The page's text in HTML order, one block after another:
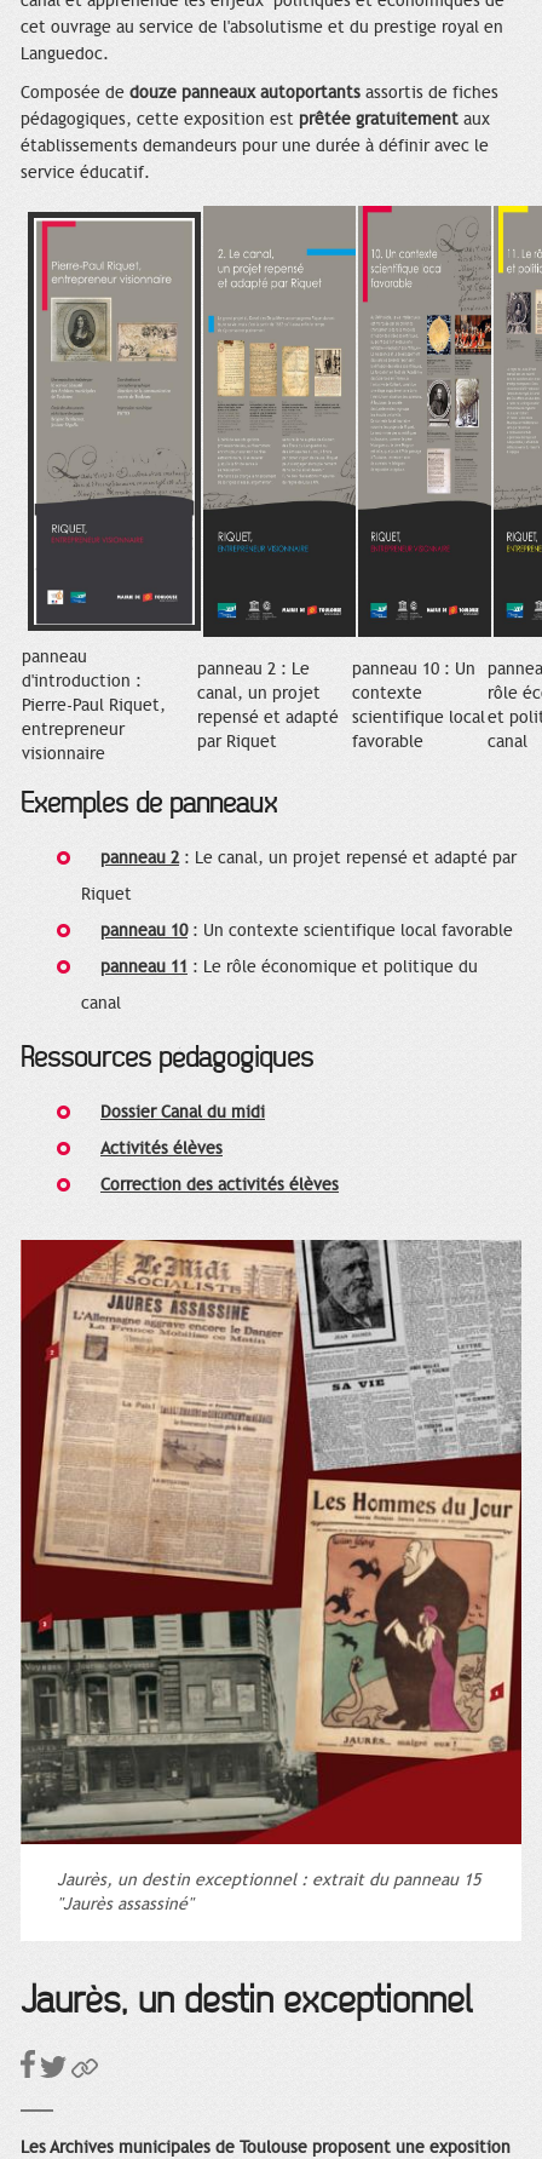
cet ouvrage au service de l'absolutisme et du prestige royal en
Languedoc.
Composée de douze panneaux autoportants assortis de fiches
pédagogiques, cette exposition est prêtée gratuitement aux
établissements demandeurs pour une durée à définir avec le
service éducatif.
panneau
d'introduction :
Pierre-Paul Riquet,
entrepreneur
visionnaire
panneau 2 : Le
canal, un projet
repensé et adapté
par Riquet
panneau 10 : Un
contexte
scientifique local
favorable
rôle
et
canal
Exemples de panneaux
panneau 2: Le canal, un projet repensé et adapté par
Riquet
panneau 10: Un contexte scientifique local favorable
panneau 11 : Le rôle économique et politique du
canal
Ressources pédagogiques
Dossier Canal du midi
Activités élèves
Correction des activités élèves
Jaurès, un destin exceptionnel : extrait du panneau 15
"Jaurès assassiné"
Jaurès, un destin exceptionnel
Les Archives municipales de Toulouse proposent une exposition